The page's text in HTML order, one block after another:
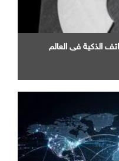
الذكية في العالم